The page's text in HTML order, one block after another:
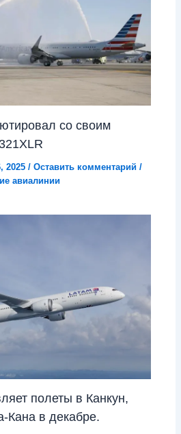
со своим
2025/Оставить комментарий /
авиалинии
полеты в Канкун,
Кана в декабре.